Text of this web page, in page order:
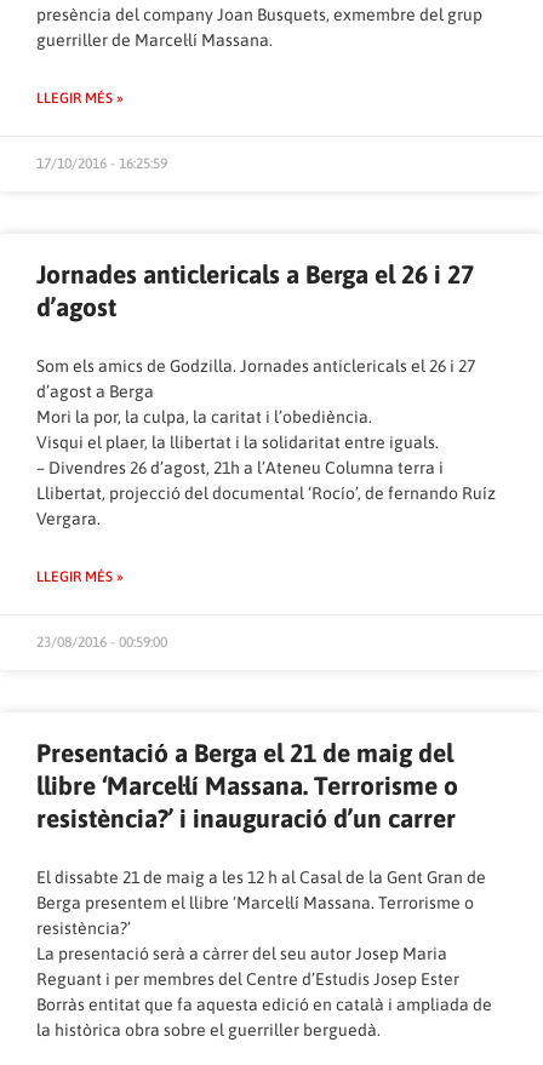
presència del company Joan Busquets, exmembre del grup
guerriller de Marcel·lí Massana.
LLEGIR MÉS »
17/10/2016 - 16:25:59
Jornades anticlericals a Berga el 26 i 27
d’agost
Som els amics de Godzilla. Jornades anticlericals el 26 i 27
d’agost a Berga
Mori la por, la culpa, la caritat i l’obediència.
Visqui el plaer, la llibertat i la solidaritat entre iguals.
– Divendres 26 d’agost, 21h a l’Ateneu Columna terra i
Llibertat, projecció del documental ‘Rocío’, de fernando Ruíz
Vergara.
LLEGIR MÉS »
23/08/2016 - 00:59:00
Presentació a Berga el 21 de maig del
llibre ‘Marcel·lí Massana. Terrorisme o
resistència?’ i inauguració d’un carrer
El dissabte 21 de maig a les 12 h al Casal de la Gent Gran de
Berga presentem el llibre ‘Marcel·lí Massana. Terrorisme o
resistència?’
La presentació serà a càrrer del seu autor Josep Maria
Reguant i per membres del Centre d’Estudis Josep Ester
Borràs entitat que fa aquesta edició en català i ampliada de
la històrica obra sobre el guerriller berguedà.